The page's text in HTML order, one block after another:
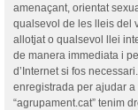
amenaçant, orientat
qualsevol de les lleis del
allotjat o qualsevol llei
de manera immediata i
d’Internet si fos
enregistrada per ajudar
“agrupament.cat” tenim